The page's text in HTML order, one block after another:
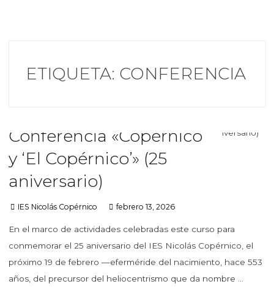
ETIQUETA: CONFERENCIA
Conferencia «Copérnico
y ‘El Copérnico’» (25
aniversario)
IES Nicolás Copérnico febrero 13, 2026
En el marco de actividades celebradas este curso para
conmemorar el 25 aniversario del IES Nicolás Copérnico, el
próximo 19 de febrero —eferméride del nacimiento, hace 553
años, del precursor del heliocentrismo que da nombre …